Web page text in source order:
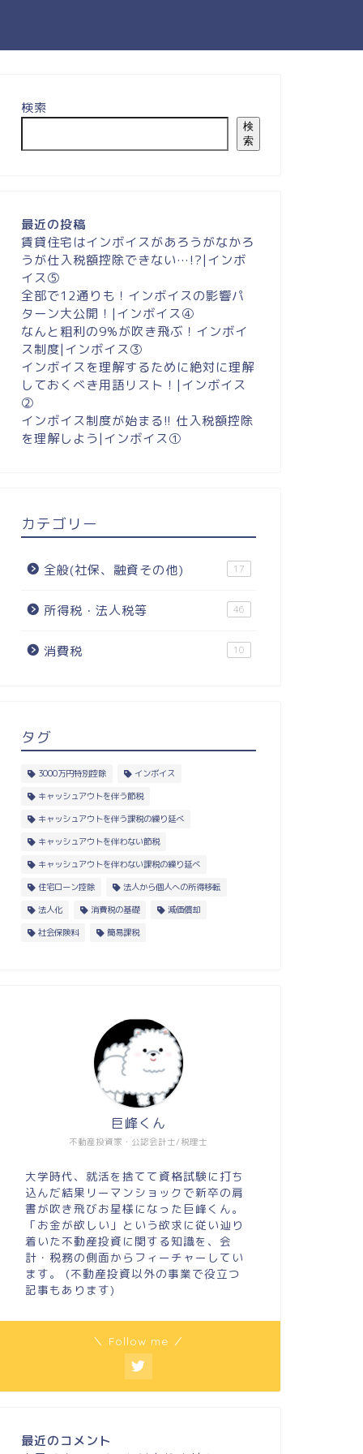
検索
検
索
最近の投稿
賃貸住宅はインボイスがあろうがなかろ
うが仕入税額控除できない…!?|インボ
イス⑤
全部で12通りも！インボイスの影響パ
ターン大公開！|インボイス④
なんと粗利の9%が吹き飛ぶ！インボイ
ス制度|インボイス③
インボイスを理解するために絶対に理解
しておくべき用語リスト！|インボイス
②
インボイス制度が始まる!! 仕入税額控除
を理解しよう|インボイス①
カテゴリー
全般(社保、融資その他) 17
所得税・法人税等 46
消費税 10
タグ
3000万円特別控除
インボイス
キャッシュアウトを伴う節税
キャッシュアウトを伴う課税の繰り延べ
キャッシュアウトを伴わない節税
キャッシュアウトを伴わない課税の繰り延べ
住宅ローン控除
法人から個人への所得移転
法人化
消費税の基礎
減価償却
社会保険料
簡易課税
不動産投資家・公認会計士/税理士
巨峰くん
大学時代、就活を捨てて資格試験に打ち
込んだ結果リーマンショックで新卒の肩
書が吹き飛びお星様になった巨峰くん。
「お金が欲しい」という欲求に従い辿り
着いた不動産投資に関する知識を、会
計・税務の側面からフィーチャーしてい
ます。 (不動産投資以外の事業で役立つ
記事もあります)
＼ Follow me ／
最近のコメント